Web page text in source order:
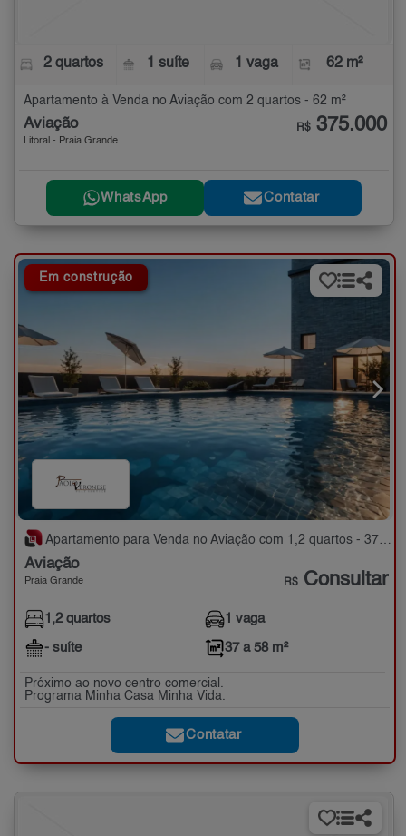
2 quartos 1 suíte 1 vaga 62 m²
Apartamento à Venda no Aviação com 2 quartos - 62 m²
Aviação
Litoral - Praia Grande
R$ 375.000
WhatsApp Contatar
Em construção
Apartamento para Venda no Aviação com 1,2 quartos - 37 a 58 m²
Aviação
Praia Grande R$ Consultar
1,2 quartos
- suíte
1 vaga
37 a 58 m²
Próximo ao novo centro comercial.
Programa Minha Casa Minha Vida.
Contatar